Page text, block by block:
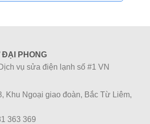
minh – Chất liệu bền
được tuyển chọn kỹ lưỡng, đảm bảo
PHONG
vụ sửa điện lạnh số #1 VN
Khu Ngoại giao đoàn, Bắc Từ Liêm,
363 369